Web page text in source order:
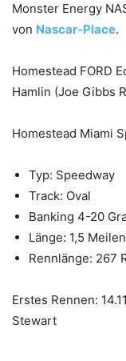
Monster Energy
von Nascar-Place.
Homestead FORD
Hamlin (Joe Gibbs
Homestead Miami
Typ: Speedway
Track: Oval
Banking 4-20
Länge: 1,5 Meilen
Rennlänge: 267
Erstes Rennen:
Stewart